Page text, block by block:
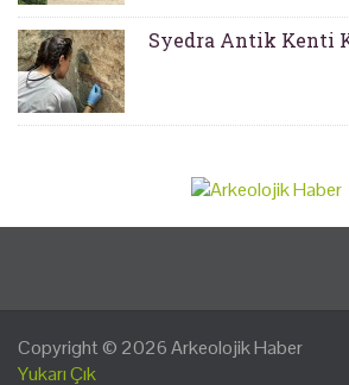
Syedra Antik Kenti
Copyright © 2026Arkeolojik Haber
Yukarı Çık